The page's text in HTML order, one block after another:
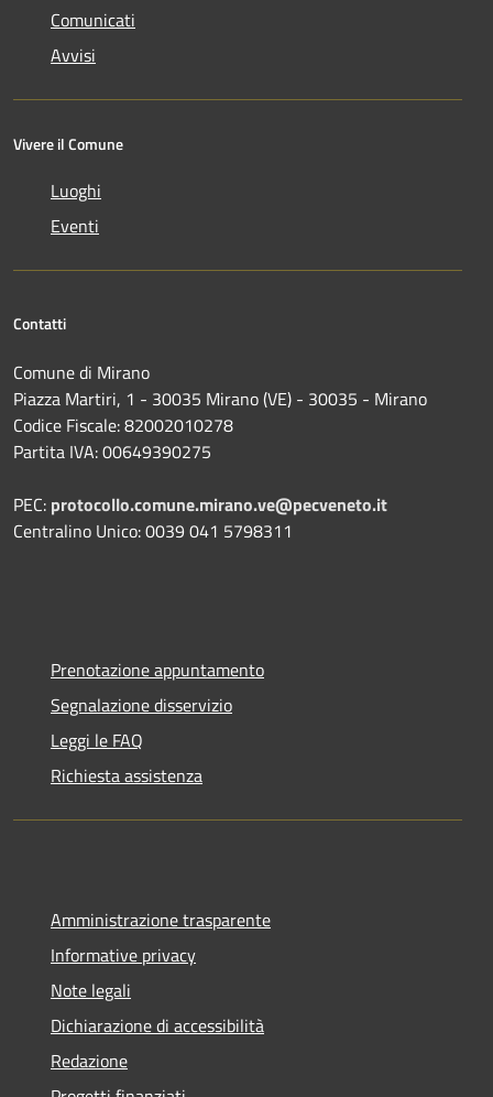
Comunicati
Avvisi
Vivere il Comune
Luoghi
Eventi
Contatti
Comune di Mirano
Piazza Martiri, 1 - 30035 Mirano (VE) - 30035 - Mirano
Codice Fiscale: 82002010278
Partita IVA: 00649390275
PEC: protocollo.comune.mirano.ve@pecveneto.it
Centralino Unico: 0039 041 5798311
Prenotazione appuntamento
Segnalazione disservizio
Leggi le FAQ
Richiesta assistenza
Amministrazione trasparente
Informative privacy
Note legali
Dichiarazione di accessibilità
Redazione